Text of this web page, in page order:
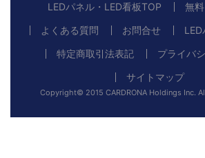
LEDパネル・LED看板TOP
無
よくある質問
お問合せ
特定商取引法表記
プライバ
サイトマップ
Copyright© 2015 CARDRONA Holdings Inc.